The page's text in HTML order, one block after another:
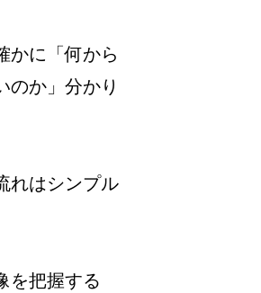
かに「何から
のか」分かり
れはシンプル
を把握する